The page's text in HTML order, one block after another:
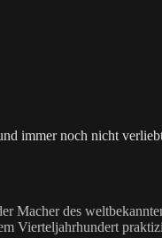
immer noch nicht
Macher des
Vierteljahrhundert